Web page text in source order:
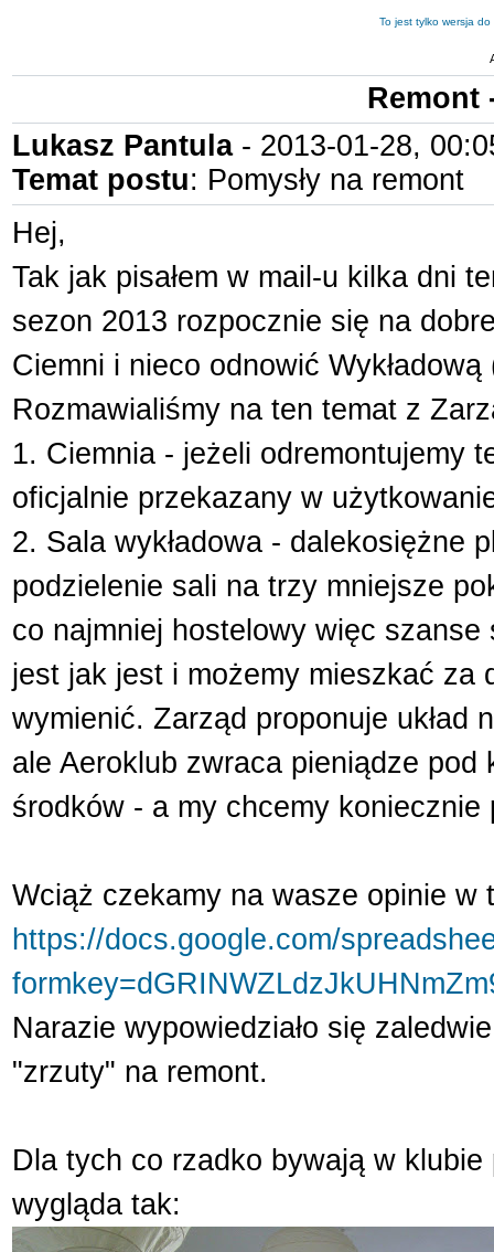
To jest tylko wersja
Remont
Lukasz Pantula- 2013-01-28,
Temat postu: Pomysły na remont
Hej,
Tak jak pisałem w mail-u kilka dni
sezon 2013 rozpocznie się na
Ciemni i nieco odnowić Wykładową
Rozmawialiśmy na ten temat z
1. Ciemnia - jeżeli odremontujemy
oficjalnie przekazany w
2. Sala wykładowa - dalekosiężne
podzielenie sali na trzy mniejsze
co najmniej hostelowy więc
jest jak jest i możemy mieszkać za
wymienić. Zarząd proponuje układ
ale Aeroklub zwraca pieniądze
środków - a my chcemy
Wciąż czekamy na wasze opinie w
https://docs.google.com/
Narazie wypowiedziało się
"zrzuty" na remont.
Dla tych co rzadko bywają w
wygląda tak: